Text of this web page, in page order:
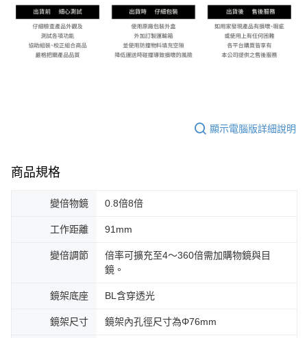
顯示電腦版詳細說明
商品規格
變倍物鏡 0.8倍8倍
工作距離 91mm
變倍調節
倍率可擴充至4～360倍需加購物鏡與目
鏡。
鏡架底座 BL含穿透光
鏡架尺寸 鏡架內孔徑尺寸為Φ76mm